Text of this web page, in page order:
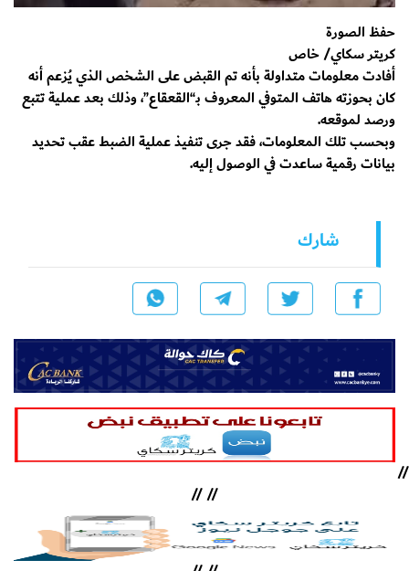
حفظ الصورة
كريتر سكاي/ خاص
أفادت معلومات متداولة بأنه تم القبض على الشخص الذي يُزعم أنه
كان بحوزته هاتف المتوفي المعروف بـ“القعقاع”، وذلك بعد عملية تتبع
ورصد لموقعه.
وبحسب تلك المعلومات، فقد جرى تنفيذ عملية الضبط عقب تحديد
بيانات رقمية ساعدت في الوصول إليه.
شارك
//
//
//